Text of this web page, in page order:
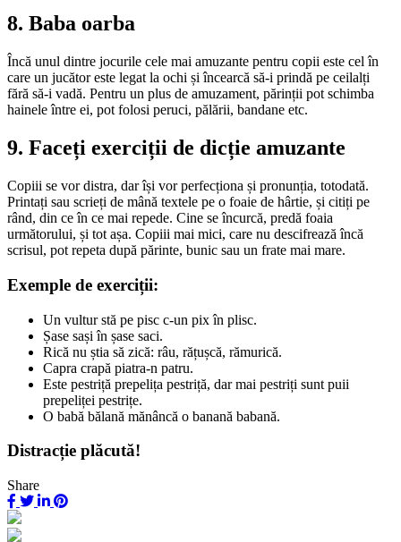
8. Baba oarba
Încă unul dintre jocurile cele mai amuzante pentru copii este cel în
care un jucător este legat la ochi și încearcă să-i prindă pe ceilalți
fără să-i vadă. Pentru un plus de amuzament, părinții pot schimba
hainele între ei, pot folosi peruci, pălării, bandane etc.
9. Faceți exerciții de dicție amuzante
Copiii se vor distra, dar își vor perfecționa și pronunția, totodată.
Printați sau scrieți de mână textele pe o foaie de hârtie, și citiți pe
rând, din ce în ce mai repede. Cine se încurcă, predă foaia
următorului, și tot așa. Copiii mai mici, care nu descifrează încă
scrisul, pot repeta după părinte, bunic sau un frate mai mare.
Exemple de exerciții:
Un vultur stă pe pisc c-un pix în plisc.
Șase sași în șase saci.
Rică nu știa să zică: râu, rățușcă, rămurică.
Capra crapă piatra-n patru.
Este pestriță prepelița pestriță, dar mai pestriți sunt puii
prepeliței pestrițe.
O babă bălană mănâncă o banană babană.
Distracție plăcută!
Share